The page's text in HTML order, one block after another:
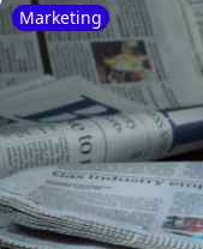
Marketing